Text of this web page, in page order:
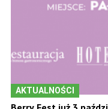
AKTUALNOŚCI